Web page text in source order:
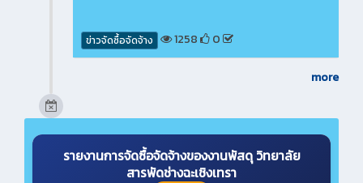
ข่าวจัดซื้อจัดจ้าง 1258 0
more
รายงานการจัดซื้อจัดจ้างของงานพัสดุ วิทยาลัย
สารพัดช่างฉะเชิงเทรา